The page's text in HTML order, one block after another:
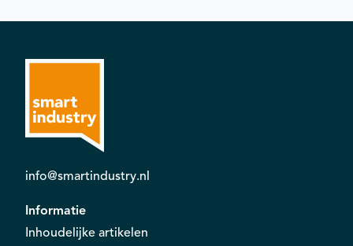
info@smartindustry.nl
Informatie
Inhoudelijke artikelen